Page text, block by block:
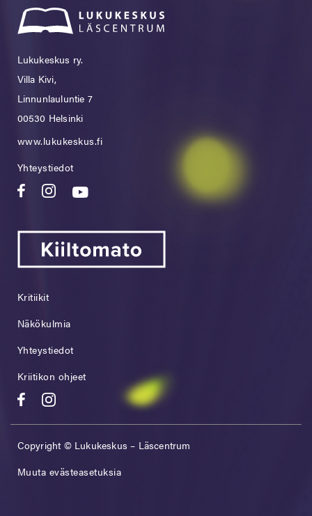
Lukukeskus ry.
Villa Kivi,
Linnunlauluntie 7
00530 Helsinki
www.lukukeskus.fi
Yhteystiedot
Kritiikit
Näkökulmia
Yhteystiedot
Kriitikon ohjeet
Copyright © Lukukeskus – Läscentrum
Muuta evästeasetuksia